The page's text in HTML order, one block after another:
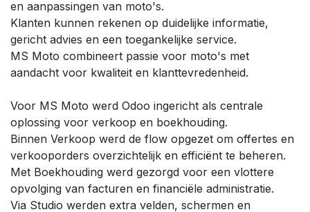
en aanpassingen van moto's.
Klanten kunnen rekenen op duidelijke informatie,
gericht advies en een toegankelijke service.
MS Moto combineert passie voor moto's met
aandacht voor kwaliteit en klanttevredenheid.
Voor MS Moto werd Odoo ingericht als centrale
oplossing voor verkoop en boekhouding.
Binnen Verkoop werd de flow opgezet om offertes en
verkooporders overzichtelijk en efficiënt te beheren.
Met Boekhouding werd gezorgd voor een vlottere
opvolging van facturen en financiële administratie.
Via Studio werden extra velden, schermen en